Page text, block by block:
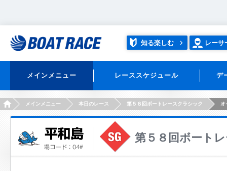
知る楽しむ レーサ
メインメニュー レーススケジュール デ
HOMEメインメニュー 本日のレース 第５８回ボートレースクラシック オ
第５８回ボート